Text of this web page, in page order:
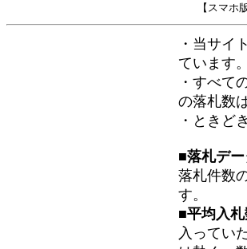
【スマホ
・当サイ
ています。
・すべて
の落札数
・ときど
■落札デ
落札件数
す。
■平均入
入ってい